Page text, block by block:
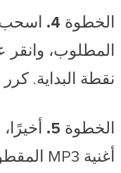
الخطوة 4.
اسحب
المطلوب، وانقر
نقطة البداية.
الخطوة 5.
أغنية MP3 المقطوعة.